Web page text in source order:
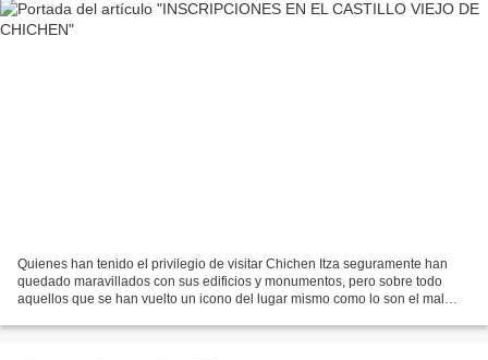
Quienes han tenido el privilegio de visitar Chichen Itza seguramente han
quedado maravillados con sus edificios y monumentos, pero sobre todo
aquellos que se han vuelto un icono del lugar mismo como lo son el mal